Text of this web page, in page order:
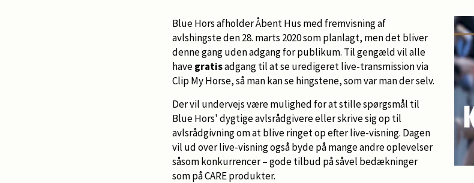
Blue Hors afholder Åbent Hus med fremvisning af
avlshingste den 28. marts 2020 som planlagt, men det bliver
denne gang uden adgang for publikum. Til gengæld vil alle
havegratisadgang til at se uredigeret live-transmission via
Clip My Horse, så man kan se hingstene, som var man der selv.
Der vil undervejs være mulighed for at stille spørgsmål til
Blue Hors' dygtige avlsrådgivere eller skrive sig op til
avlsrådgivning om at blive ringet op efter live-visning. Dagen
vil ud over live-visning også byde på mange andre oplevelser
såsom konkurrencer – gode tilbud på såvel bedækninger
som på CARE produkter.